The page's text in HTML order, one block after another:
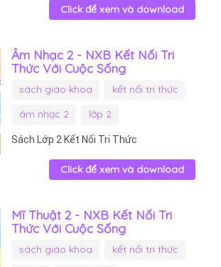
Click để xem và download
Âm Nhạc 2 - NXB Kết Nối Tri
Thức Với Cuộc Sống
sách giáo khoa
kết nối tri thức
âm nhạc 2
lớp 2
Sách Lớp 2 Kết Nối Tri Thức
Click để xem và download
Mĩ Thuật 2 - NXB Kết Nối Tri
Thức Với Cuộc Sống
sách giáo khoa
kết nối tri thức